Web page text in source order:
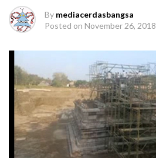
By mediacerdasbangsa
Posted on November 26, 2018